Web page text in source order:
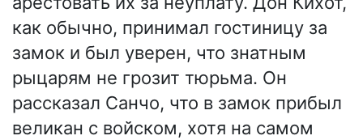
как обычно, принимал гостиницу за
замок и был уверен, что знатным
рыцарям не грозит тюрьма. Он
рассказал Санчо, что в замок прибыл
великан с войском, хотя на самом